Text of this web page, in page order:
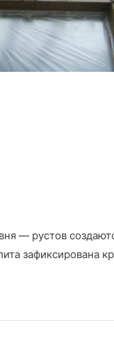
— рустов